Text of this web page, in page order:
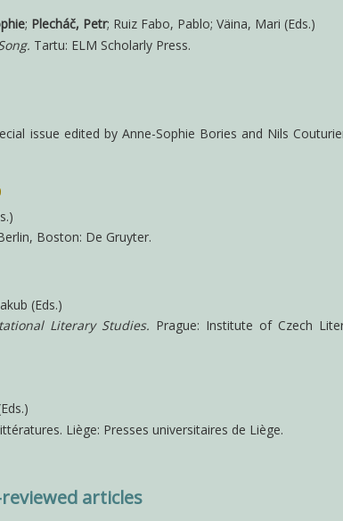
; Plecháč, Petr; Ruiz Fabo, Pablo; Väina, Mari (Eds.)
Tartu: ELM Scholarly Press.
issue edited by Anne-Sophie Bories and Nils
Boston: De Gruyter.
(Eds.)
Literary Studies. Prague: Institute of Czech
Liège: Presses universitaires de Liège.
articles